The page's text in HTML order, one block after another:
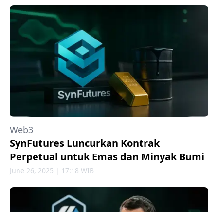
Web3
SynFutures Luncurkan Kontrak
Perpetual untuk Emas dan Minyak Bumi
June 26, 2025 | 17:18 WIB